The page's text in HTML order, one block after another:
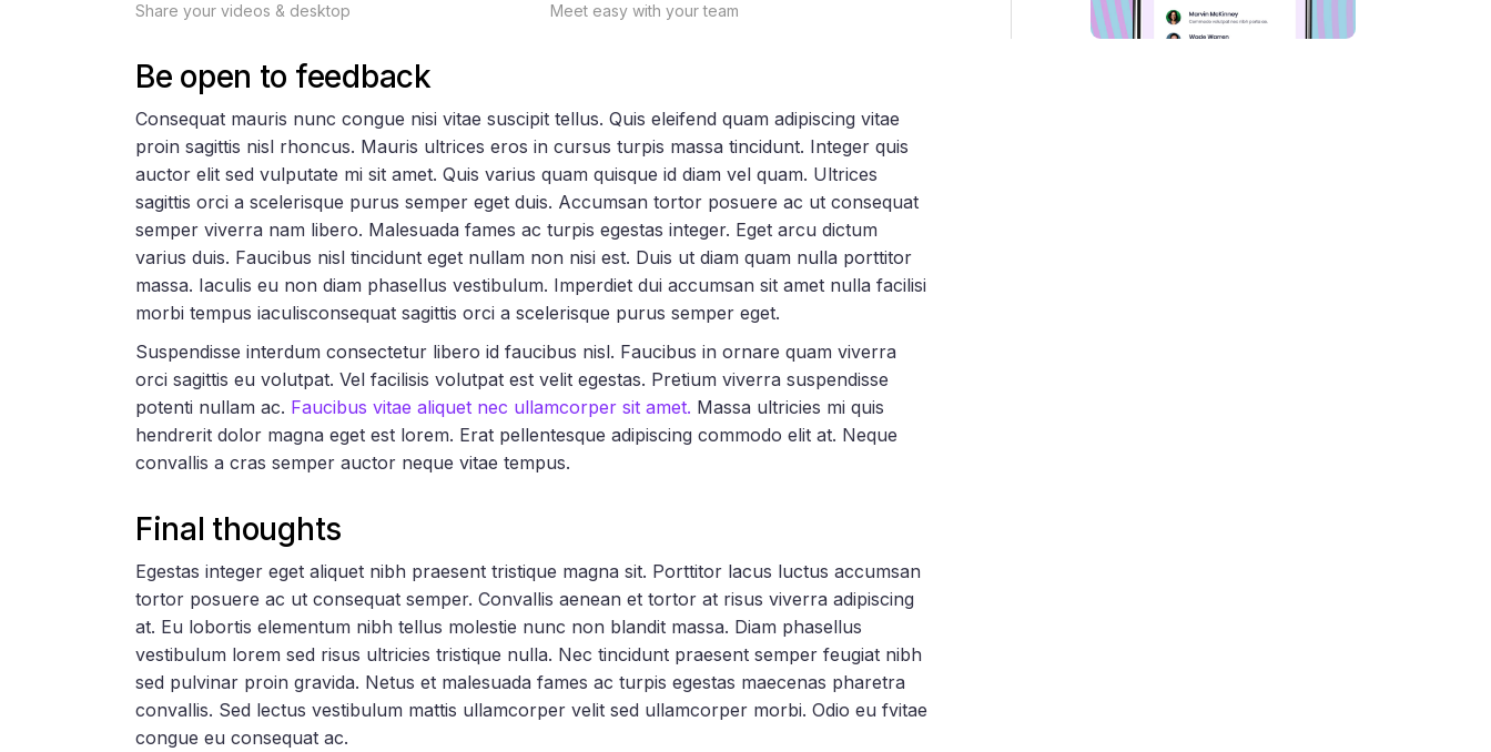
Share your videos & desktop Meet easy with your team
Be open to feedback
Consequat mauris nunc congue nisi vitae suscipit tellus. Quis eleifend quam adipiscing vitae
proin sagittis nisl rhoncus. Mauris ultrices eros in cursus turpis massa tincidunt. Integer quis
auctor elit sed vulputate mi sit amet. Quis varius quam quisque id diam vel quam. Ultrices
sagittis orci a scelerisque purus semper eget duis. Accumsan tortor posuere ac ut consequat
semper viverra nam libero. Malesuada fames ac turpis egestas integer. Eget arcu dictum
varius duis. Faucibus nisl tincidunt eget nullam non nisi est. Duis ut diam quam nulla porttitor
massa. Iaculis eu non diam phasellus vestibulum. Imperdiet dui accumsan sit amet nulla facilisi
morbi tempus iaculisconsequat sagittis orci a scelerisque purus semper eget.
Suspendisse interdum consectetur libero id faucibus nisl. Faucibus in ornare quam viverra
orci sagittis eu volutpat. Vel facilisis volutpat est velit egestas. Pretium viverra suspendisse
potenti nullam ac. Faucibus vitae aliquet nec ullamcorper sit amet. Massa ultricies mi quis
hendrerit dolor magna eget est lorem. Erat pellentesque adipiscing commodo elit at. Neque
convallis a cras semper auctor neque vitae tempus.
Final thoughts
Egestas integer eget aliquet nibh praesent tristique magna sit. Porttitor lacus luctus accumsan
tortor posuere ac ut consequat semper. Convallis aenean et tortor at risus viverra adipiscing
at. Eu lobortis elementum nibh tellus molestie nunc non blandit massa. Diam phasellus
vestibulum lorem sed risus ultricies tristique nulla. Nec tincidunt praesent semper feugiat nibh
sed pulvinar proin gravida. Netus et malesuada fames ac turpis egestas maecenas pharetra
convallis. Sed lectus vestibulum mattis ullamcorper velit sed ullamcorper morbi. Odio eu fvitae
congue eu consequat ac.